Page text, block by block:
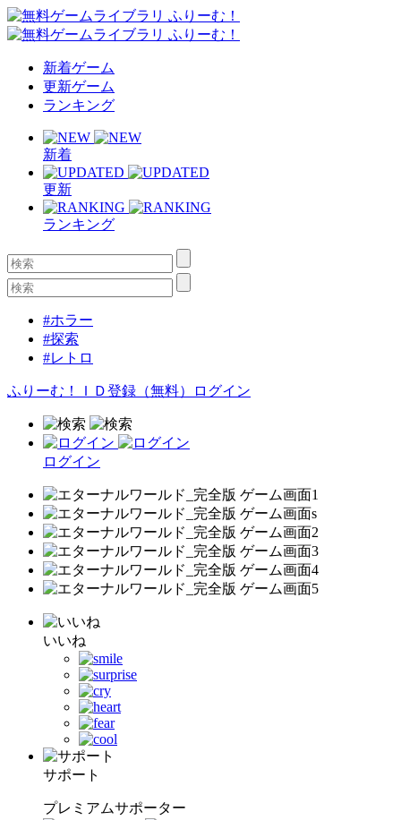
新着ゲーム
更新ゲーム
ランキング
新着
更新
ランキング
#ホラー
#探索
#レトロ
ふりーむ！ＩＤ登録（無料） ログイン
ログイン
いいね
サポート
プレミアムサポーター